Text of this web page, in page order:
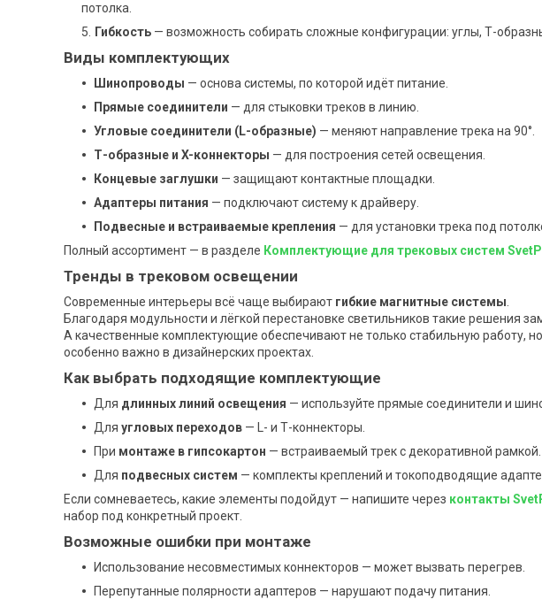
потолка.
Гибкость — возможность собирать сложные конфигурации: углы, Т-
Виды комплектующих
Шинопроводы — основа системы, по которой идёт питание.
Прямые соединители — для стыковки треков в линию.
Угловые соединители (L-образные) — меняют направление трека на 90°.
Т-образные и X-коннекторы — для построения сетей освещения.
Концевые заглушки — защищают контактные площадки.
Адаптеры питания — подключают систему к драйверу.
Подвесные и встраиваемые крепления — для установки трека под
Полный ассортимент — в разделе Комплектующие для трековых систем
Тренды в трековом освещении
Современные интерьеры всё чаще выбирают гибкие магнитные системы.
Благодаря модульности и лёгкой перестановке светильников такие решения
А качественные комплектующие обеспечивают не только стабильную работу,
особенно важно в дизайнерских проектах.
Как выбрать подходящие комплектующие
Для длинных линий освещения — используйте прямые соединители и
Для угловых переходов — L- и Т-коннекторы.
При монтаже в гипсокартон — встраиваемый трек с декоративной рамкой.
Для подвесных систем — комплекты креплений и токоподводящие
Если сомневаетесь, какие элементы подойдут — напишите через контакты
набор под конкретный проект.
Возможные ошибки при монтаже
Использование несовместимых коннекторов — может вызвать перегрев.
Перепутанные полярности адаптеров — нарушают подачу питания.